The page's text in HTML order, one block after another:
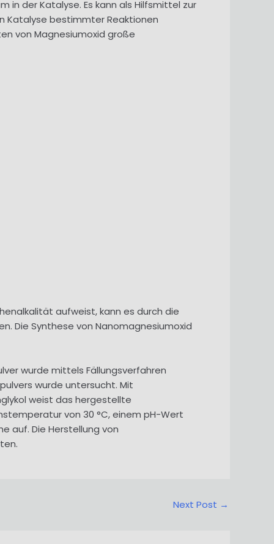
in der Katalyse. Es kann als Hilfsmittel zur
Katalyse bestimmter Reaktionen
von Magnesiumoxid große
aufweist, kann es durch die
Die Synthese von Nanomagnesiumoxid
wurde mittels Fällungsverfahren
wurde untersucht. Mit
weist das hergestellte
von 30 °C, einem pH-Wert
auf. Die Herstellung von
Next Post →